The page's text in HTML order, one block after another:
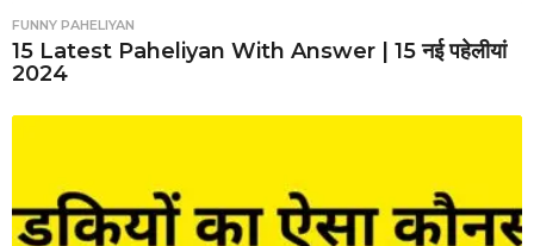
FUNNY PAHELIYAN
15 Latest Paheliyan With Answer | 15 नई पहेलीयां
2024